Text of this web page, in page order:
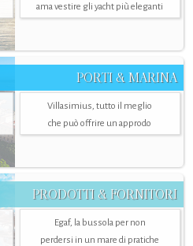
ama vestire gli yacht più eleganti
PORTI & MARINA
Villasimius, tutto il meglio
che può offrire un approdo
PRODOTTI & FORNITORI
Egaf, la bussola per non
perdersi in un mare di pratiche